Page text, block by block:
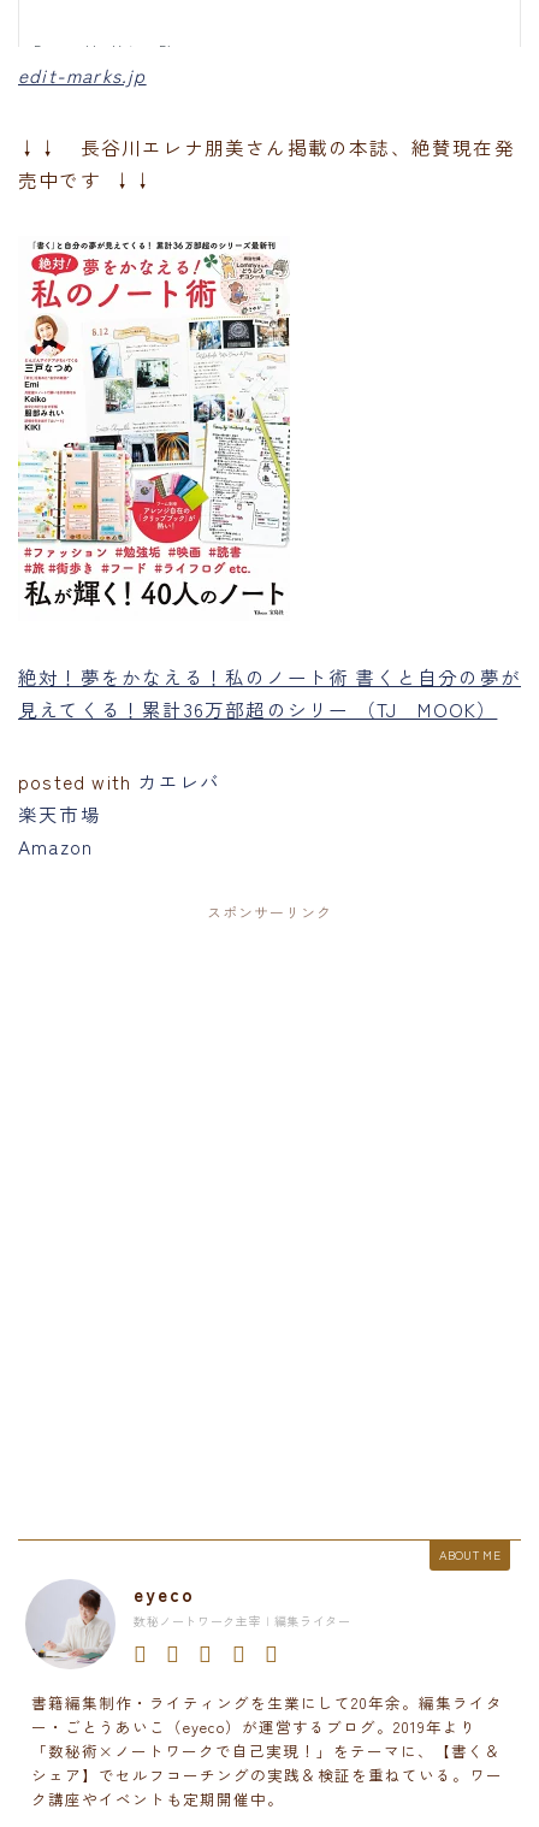
edit-marks.jp
↓↓ 長谷川エレナ朋美さん掲載の本誌、絶賛現在発
売中です ↓↓
絶対！夢をかなえる！私のノート術 書くと自分の夢が
見えてくる！累計36万部超のシリー （TJ MOOK）
posted with カエレバ
楽天市場
Amazon
スポンサーリンク
ABOUT ME
eyeco
数秘ノートワーク主宰 | 編集ライター
書籍編集制作・ライティングを生業にして20年余。編集ライタ
ー・ごとうあいこ（eyeco）が運営するブログ。2019年より
「数秘術×ノートワークで自己実現！」をテーマに、【書く＆
シェア】でセルフコーチングの実践＆検証を重ねている。ワー
ク講座やイベントも定期開催中。